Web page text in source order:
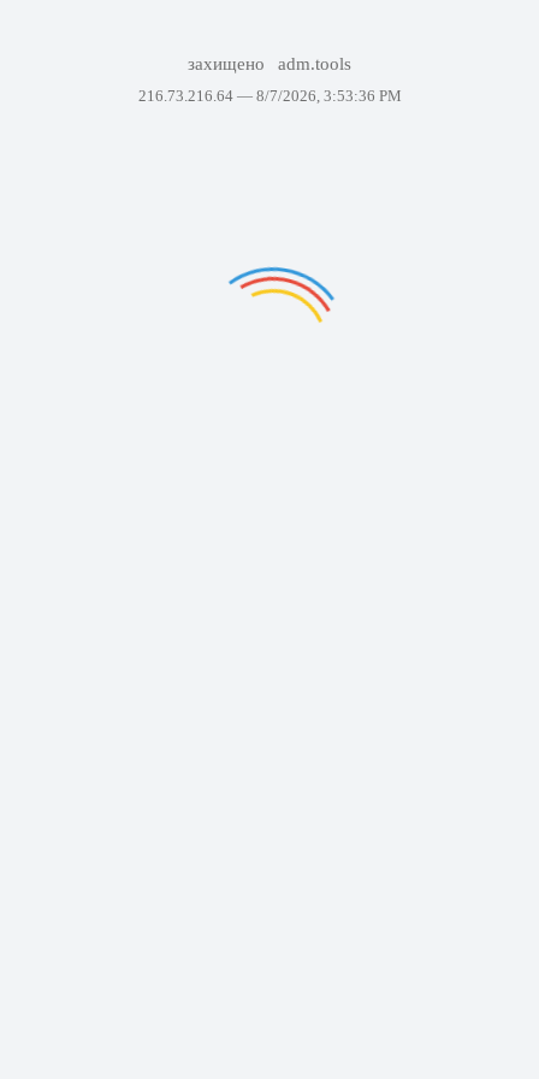
захищено adm.tools
216.73.216.64 — 8/7/2026, 3:53:36 PM